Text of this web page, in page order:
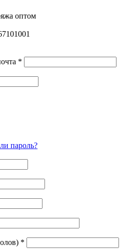
оптом
*
пароль?
*